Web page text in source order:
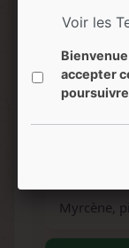
SAVEURS
Aigre-
Myrcène,
Voir les
accepter